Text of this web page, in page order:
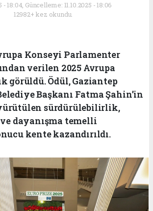
- 18:04, Güncelleme: 11.10.2025 - 18:06
12982+ kez okundu.
Konseyi Parlamenter
verilen 2025 Avrupa
görüldü. Ödül, Gaziantep
Başkanı Fatma Şahin’in
sürdürülebilirlik,
dayanışma temelli
kente kazandırıldı.